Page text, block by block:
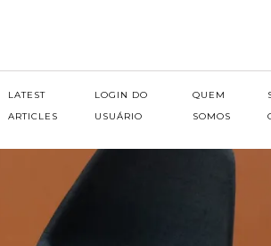
LATEST
ARTICLES
LOGIN DO
USUÁRIO
QUEM
SOMOS